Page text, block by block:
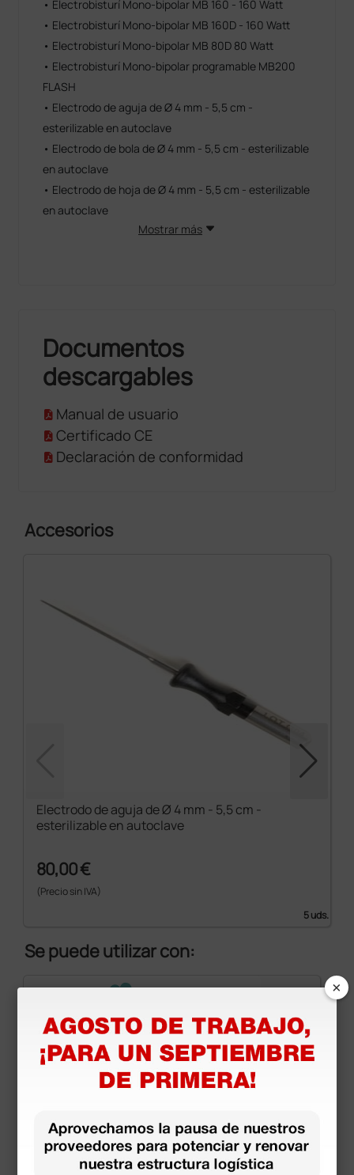
• Electrobisturí Mono-bipolar MB 160 - 160 Watt
• Electrobisturí Mono-bipolar MB 160D - 160 Watt
• Electrobisturí Mono-bipolar MB 80D 80 Watt
• Electrobisturí Mono-bipolar programable MB200
FLASH
• Electrodo de aguja de Ø 4 mm - 5,5 cm -
esterilizable en autoclave
• Electrodo de bola de Ø 4 mm - 5,5 cm - esterilizable
en autoclave
• Electrodo de hoja de Ø 4 mm - 5,5 cm - esterilizable
en autoclave
Mostrar más
Documentos
descargables
Manual de usuario
Certificado CE
Declaración de conformidad
Accesorios
Electrodo de aguja de Ø 4 mm - 5,5 cm -
esterilizable en autoclave
80,00 €
(Precio sin IVA)
5 uds.
Se puede utilizar con:
×